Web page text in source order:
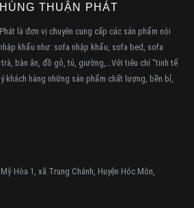
THUẬN PHÁT
là đơn vị chuyên cung cấp các sản phẩm nội
khẩu như: sofa nhập khẩu, sofa bed, sofa
bàn ăn, đồ gỗ, tủ, giường,…Với tiêu chí “tinh tế
khách hàng những sản phẩm chất lượng, bền bỉ,
Hòa 1, xã Trung Chánh, Huyện Hóc Môn,